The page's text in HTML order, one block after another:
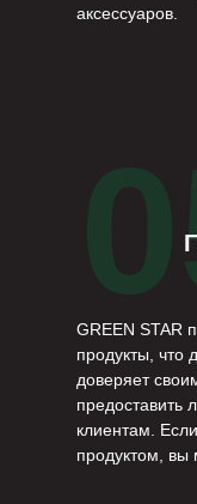
аксессуаров.
GREEN STAR
продукты, что
доверяет
предоставить
клиентам.
продуктом, вы